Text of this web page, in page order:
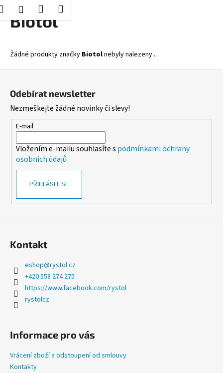
Přejít
HledatPřihlášení
Nákupní
košík
Menu
Biotol
Žádné produkty značky Biotolnebyly nalezeny...
K
o
Zpět
Zpět
C
o
o
t
ř
e
b
u
n
j
t
?
HLEDAT
Odebírat newsletter
Nezmeškejte žádné novinky či slevy!
E-mail
Vložením e-mailu souhlasíte s podmínkami ochrany
osobních údajů
PŘIHLÁSIT SE
Kontakt
eshop@rystol.cz
+420 558 274 275
https://www.facebook.com/rystol
rystolcz
Informace pro vás
Vrácení zboží a odstoupení od smlouvy
Kontakty